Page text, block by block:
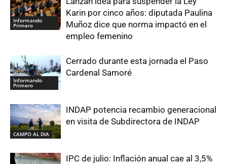
Informando
Primero
Karin por cinco años: diputada Paulina
Muñoz dice que norma impactó en el
empleo femenino
Informando
Primero
Cerrado durante esta jornada el Paso
Cardenal Samoré
CAMPO AL DIA
INDAP potencia recambio generacional
en visita de Subdirectora de INDAP
IPC de julio: Inflación anual cae al 3,5%